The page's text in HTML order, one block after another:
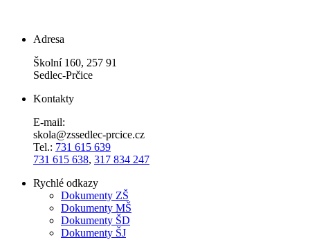
Adresa
Školní 160, 257 91
Sedlec-Prčice
Kontakty
E-mail:
skola@zssedlec-prcice.cz
Tel.: 731 615 639
731 615 638, 317 834 247
Rychlé odkazy
Dokumenty ZŠ
Dokumenty MŠ
Dokumenty ŠD
Dokumenty ŠJ